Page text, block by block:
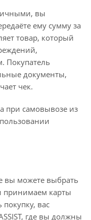
вы
ему сумму за
товар, который
Покупатель
документы,
чек.
при самовывозе из
вы можете выбрать
принимаем карты
вас
где вы должны